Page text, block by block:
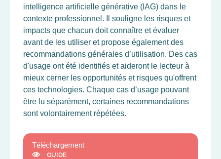
intelligence artificielle générative (IAG) dans le
contexte professionnel. Il souligne les risques et
impacts que chacun doit connaître et évaluer
avant de les utiliser et propose également des
recommandations générales d’utilisation. Des cas
d'usage ont été identifiés et aideront le lecteur à
mieux cerner les opportunités et risques qu'offrent
ces technologies. Chaque cas d’usage pouvant
être lu séparément, certaines recommandations
sont volontairement répétées.
Téléchargement
GUIDE